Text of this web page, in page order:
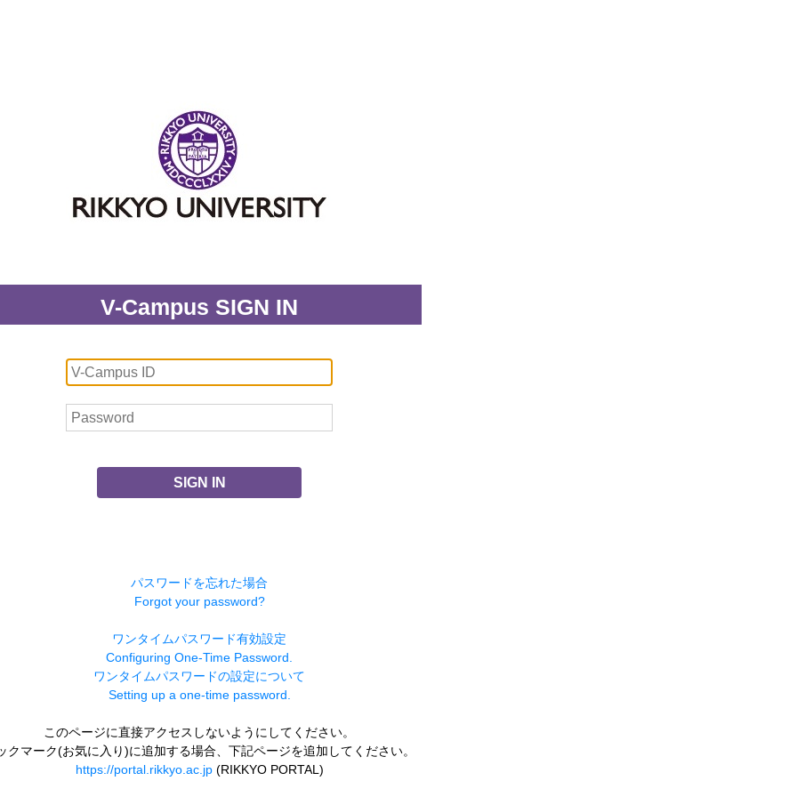
V-Campus SIGN IN
SIGN IN
パスワードを忘れた場合
Forgot your password?
ワンタイムパスワード有効設定
Configuring One-Time Password.
ワンタイムパスワードの設定について
Setting up a one-time password.
このページに直接アクセスしないようにしてください。
クマーク(お気に入り)に追加する場合、下記ページを追加してください。
https://portal.rikkyo.ac.jp(RIKKYO PORTAL)